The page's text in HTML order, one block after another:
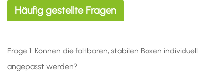
Häufig gestellte Fragen
Frage 1: Können die faltbaren, stabilen Boxen individuell
angepasst werden?